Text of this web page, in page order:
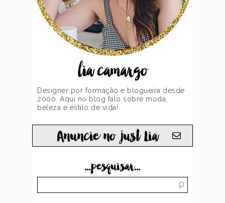
lia camargo
Designer por formação e blogueira desde
2000. Aqui no blog falo sobre moda,
beleza e estilo de vida!
Anuncie no just Lia
...pesquisar...